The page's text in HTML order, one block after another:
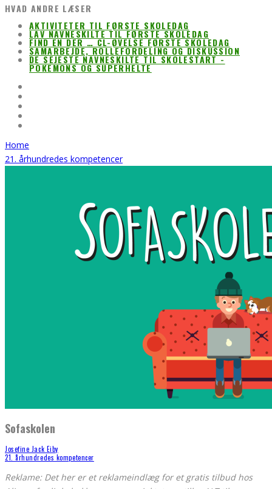
HVAD ANDRE LÆSER
AKTIVITETER TIL FØRSTE SKOLEDAG
LAV NAVNESKILTE TIL FØRSTE SKOLEDAG
FIND EN DER … CL-ØVELSE FØRSTE SKOLEDAG
SAMARBEJDE, ROLLEFORDELING OG DISKUSSION
DE SEJESTE NAVNESKILTE TIL SKOLESTART -
POKEMONS OG SUPERHELTE
Home
21. århundredes kompetencer
Sofaskolen
Josefine Jack Eiby
21. århundredes kompetencer
Reklame: Det her er et reklameindlæg for et gratis tilbud hos